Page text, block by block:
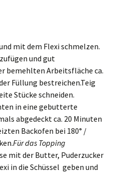
mit dem Flexi schmelzen.
und gut
bemehlten Arbeitsfläche ca.
Füllung bestreichen.Teig
Stücke schneiden.
in eine gebutterte
abgedeckt ca. 20 Minuten
Backofen bei 180° /
Für das Topping
mit der Butter, Puderzucker
in die Schüssel geben und